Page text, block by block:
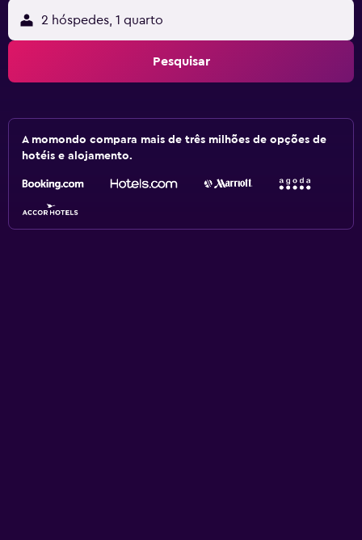
2 hóspedes, 1 quarto
Pesquisar
A momondo compara mais de três milhões de opções de
hotéis e alojamento.